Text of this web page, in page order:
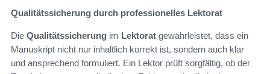
Qualitätssicherung durch professionelles Lektorat
Die Qualitätssicherung im Lektorat gewährleistet, dass ein
Manuskript nicht nur inhaltlich korrekt ist, sondern auch klar
und ansprechend formuliert. Ein Lektor prüft sorgfältig, ob der